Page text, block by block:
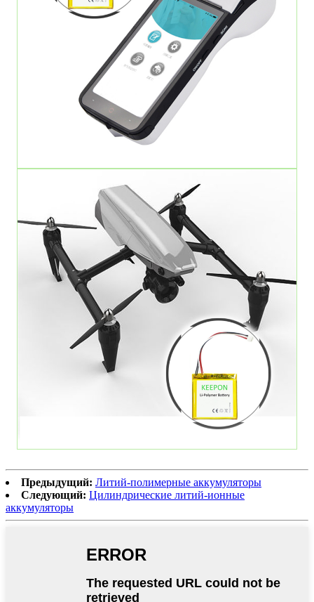
Предыдущий: Литий-полимерные аккумуляторы
Следующий: Цилиндрические литий-ионные
аккумуляторы